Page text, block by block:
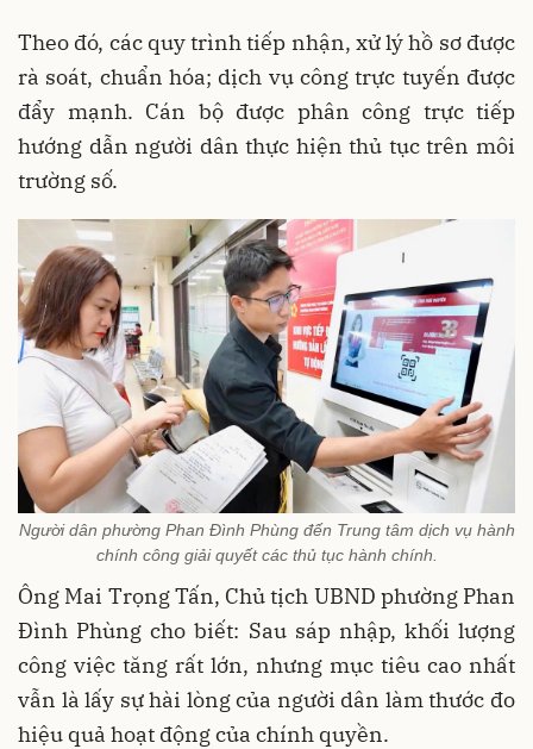
Theo đó, các quy trình tiếp nhận, xử lý hồ sơ được
rà soát, chuẩn hóa; dịch vụ công trực tuyến được
đẩy mạnh. Cán bộ được phân công trực tiếp
hướng dẫn người dân thực hiện thủ tục trên môi
trường số.
Người dân phường Phan Đình Phùng đến Trung tâm dịch vụ hành
chính công giải quyết các thủ tục hành chính.
Ông Mai Trọng Tấn, Chủ tịch UBND phường Phan
Đình Phùng cho biết: Sau sáp nhập, khối lượng
công việc tăng rất lớn, nhưng mục tiêu cao nhất
vẫn là lấy sự hài lòng của người dân làm thước đo
hiệu quả hoạt động của chính quyền.